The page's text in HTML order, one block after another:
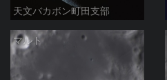
天文バカボン町田支部
マルト